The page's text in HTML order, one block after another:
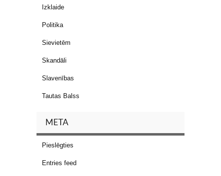
Izklaide
Politika
Sievietēm
Skandāli
Slavenības
Tautas Balss
META
Pieslēgties
Entries feed